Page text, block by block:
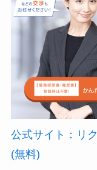
公式サイト：リ
(無料)